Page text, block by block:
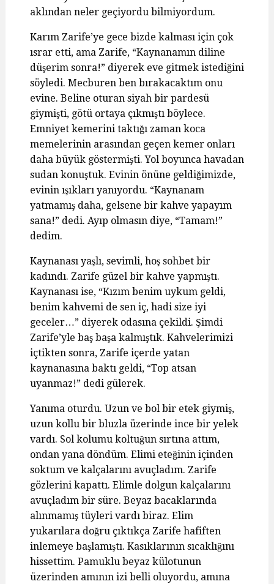
aklından neler geçiyordu bilmiyordum.
Karım Zarife’ye gece bizde kalması için çok
ısrar etti, ama Zarife, “Kaynanamın diline
düşerim sonra!” diyerek eve gitmek istediğini
söyledi. Mecburen ben bırakacaktım onu
evine. Beline oturan siyah bir pardesü
giymişti, götü ortaya çıkmıştı böylece.
Emniyet kemerini taktığı zaman koca
memelerinin arasından geçen kemer onları
daha büyük göstermişti. Yol boyunca havadan
sudan konuştuk. Evinin önüne geldiğimizde,
evinin ışıkları yanıyordu. “Kaynanam
yatmamış daha, gelsene bir kahve yapayım
sana!” dedi. Ayıp olmasın diye, “Tamam!”
dedim.
Kaynanası yaşlı, sevimli, hoş sohbet bir
kadındı. Zarife güzel bir kahve yapmıştı.
Kaynanası ise, “Kızım benim uykum geldi,
benim kahvemi de sen iç, hadi size iyi
geceler…” diyerek odasına çekildi. Şimdi
Zarife’yle baş başa kalmıştık. Kahvelerimizi
içtikten sonra, Zarife içerde yatan
kaynanasına baktı geldi, “Top atsan
uyanmaz!” dedi gülerek.
Yanıma oturdu. Uzun ve bol bir etek giymiş,
uzun kollu bir bluzla üzerinde ince bir yelek
vardı. Sol kolumu koltuğun sırtına attım,
ondan yana döndüm. Elimi eteğinin içinden
soktum ve kalçalarını avuçladım. Zarife
gözlerini kapattı. Elimle dolgun kalçalarını
avuçladım bir süre. Beyaz bacaklarında
alınmamış tüyleri vardı biraz. Elim
yukarılara doğru çıktıkça Zarife hafiften
inlemeye başlamıştı. Kasıklarının sıcaklığını
hissettim. Pamuklu beyaz külotunun
üzerinden amının izi belli oluyordu, amına